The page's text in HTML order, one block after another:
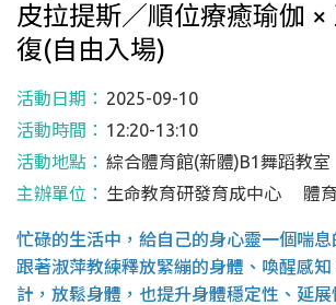
皮拉提斯／順位療癒瑜伽 ×
復(自由入場)
活動日期： 2025-09-10
活動時間： 12:20-13:10
活動地點： 綜合體育館(新體)B1舞蹈教室
主辦單位： 生命教育研發育成中心 體
忙碌的生活中，給自己的身心靈一個喘息
跟著淑萍教練釋放緊繃的身體、喚醒感
計，放鬆身體，也提升身體穩定性、延展